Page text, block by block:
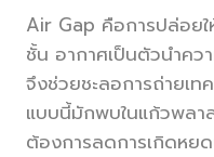
Air Gap คือการปล่อย
ชั้น อากาศเป็นตัวนำคว
จึงช่วยชะลอการถ่ายเ
แบบนี้มักพบในแก้วพล
ต้องการลดการเกิดหย